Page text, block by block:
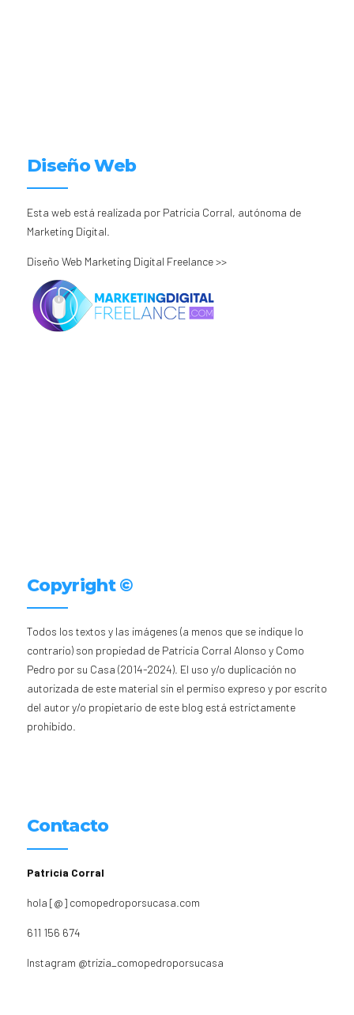
Diseño Web
Esta web está realizada por Patricia Corral, autónoma de
Marketing Digital.
Diseño Web Marketing Digital Freelance >>
Copyright ©
Todos los textos y las imágenes (a menos que se indique lo
contrario) son propiedad de Patricia Corral Alonso y Como
Pedro por su Casa (2014-2024). El uso y/o duplicación no
autorizada de este material sin el permiso expreso y por escrito
del autor y/o propietario de este blog está estrictamente
prohibido.
Contacto
Patricia Corral
hola [@] comopedroporsucasa.com
611 156 674
Instagram @trizia_comopedroporsucasa